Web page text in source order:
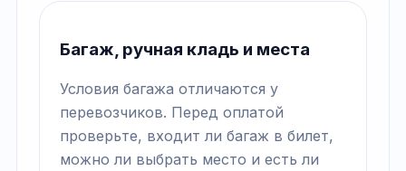
Багаж, ручная кладь и места
Условия багажа отличаются у
перевозчиков. Перед оплатой
проверьте, входит ли багаж в билет,
можно ли выбрать место и есть ли